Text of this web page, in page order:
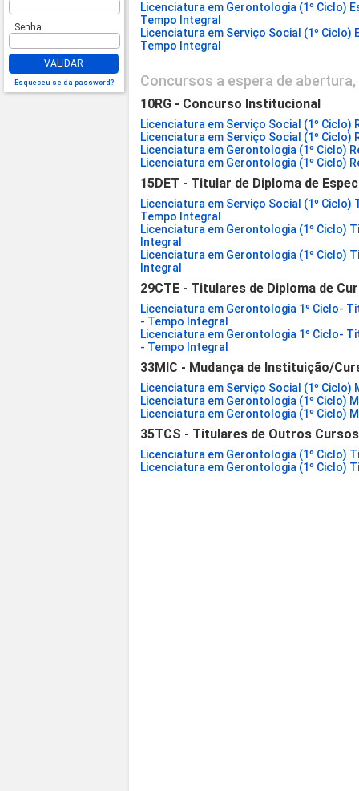
Senha
VALIDAR
Esqueceu-se da password?
Licenciatura em Gerontologia (1º Ciclo)
Tempo Integral
Licenciatura em Serviço Social (1º
Tempo Integral
Concursos a espera de
10RG - Concurso Institucional
Licenciatura em Serviço Social (1º Ciclo)
Licenciatura em Serviço Social (1º Ciclo)
Licenciatura em Gerontologia (1º Ciclo)
Licenciatura em Gerontologia (1º Ciclo)
15DET - Titular de Diploma de
Licenciatura em Serviço Social (1º
Tempo Integral
Licenciatura em Gerontologia (1º Ciclo)
Integral
Licenciatura em Gerontologia (1º Ciclo)
Integral
29CTE - Titulares de Diploma de
Licenciatura em Gerontologia 1º Ciclo-
- Tempo Integral
Licenciatura em Gerontologia 1º Ciclo-
- Tempo Integral
33MIC - Mudança de Instituição/
Licenciatura em Serviço Social (1º
Licenciatura em Gerontologia (1º Ciclo)
Licenciatura em Gerontologia (1º Ciclo)
35TCS - Titulares de Outros
Licenciatura em Gerontologia (1º Ciclo)
Licenciatura em Gerontologia (1º Ciclo)